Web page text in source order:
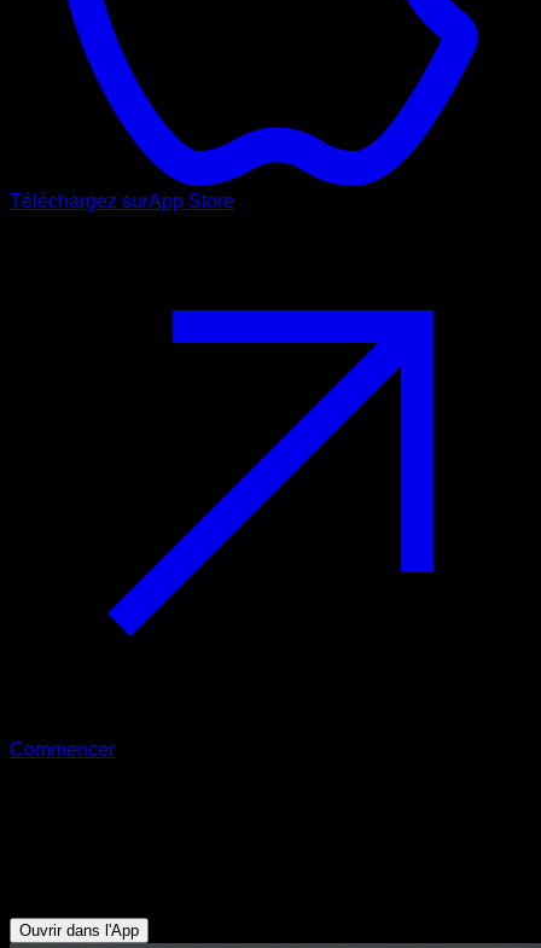
Téléchargez surApp Store
Commencer
Ouvrir dans l'App